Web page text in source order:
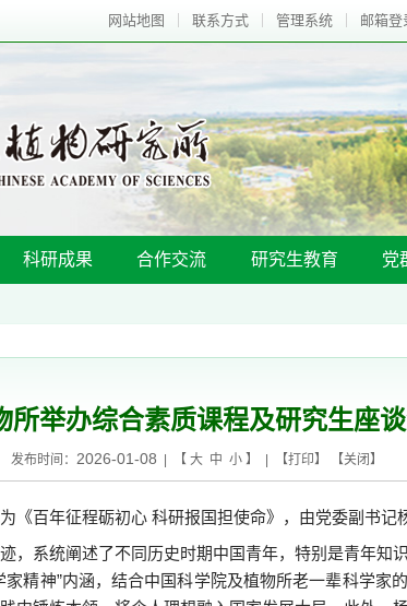
网站地图 联系方式 管理系统 邮箱登
科研成果 合作交流 研究生教育 党
所举办综合素质课程及研究生座
发布时间： 2026-01-08 | 【 大 中 小】 | 【打印】 【关闭 】
《百年征程砺初心 科研报国担使命》，由党委副书记
，系统阐述了不同历史时期中国青年，特别是青年知
精神”内涵，结合中国科学院及植物所老一辈科学家